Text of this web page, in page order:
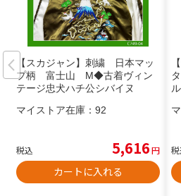
【スカジャン】刺繍 日本マッ
プ柄 富士山 M◆古着ヴィン
テージ忠犬ハチ公シバイヌ
マイストア在庫： 92
税込 5,616円
カートに入れる